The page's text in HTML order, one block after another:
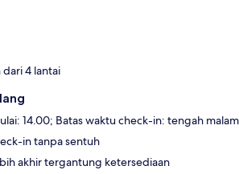
4 lantai
14.00; Batas waktu check-in: tengah malam
in tanpa sentuh
akhir tergantung ketersediaan